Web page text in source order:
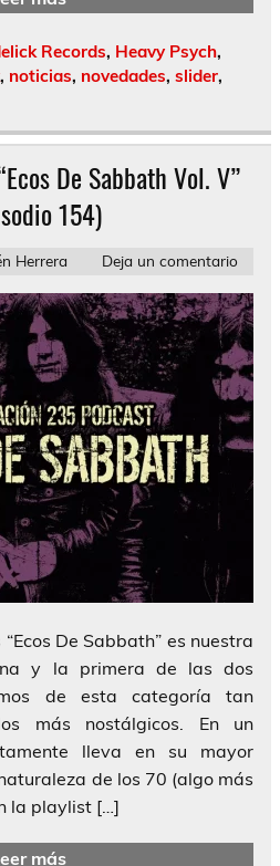
Records, Heavy Psych,
, noticias, novedades, slider,
De Sabbath Vol. V”
154)
Herrera Deja un comentario
“Ecos De Sabbath” es nuestra
y la primera de las dos
de esta categoría tan
más nostálgicos. En un
lleva en su mayor
de los 70 (algo más
la playlist […]
más